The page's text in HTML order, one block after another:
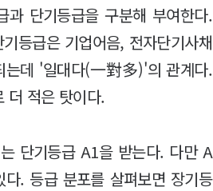
단기등급을 구분해 부여한다.
등급은 기업어음, 전자단기사채
는데 '일대다(一對多)'의 관계다.
더 적은 탓이다.
단기등급 A1을 받는다. 다만 A
. 등급 분포를 살펴보면 장기등